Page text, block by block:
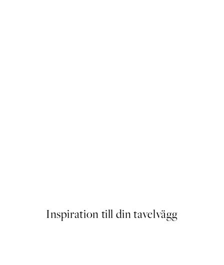
Inspiration till din tavelvägg